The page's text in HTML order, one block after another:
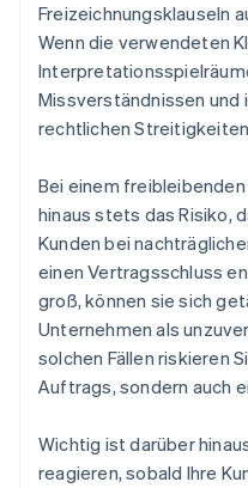
Freizeichnungsklauseln
Wenn die verwendeten
Missverständnissen und
rechtlichen
Bei einem
hinaus stets das Risiko,
Kunden bei
einen Vertragsschluss
groß, können sie sich
Unternehmen als
solchen Fällen riskieren
Auftrags, sondern auch
Wichtig ist darüber
reagieren, sobald Ihre